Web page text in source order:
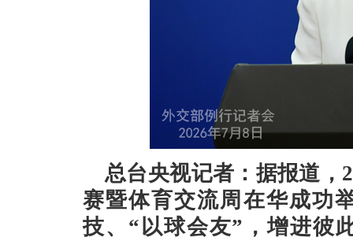
总台央视记者：据报道，
赛暨体育交流周在华成功
技、“以球会友”，增进彼